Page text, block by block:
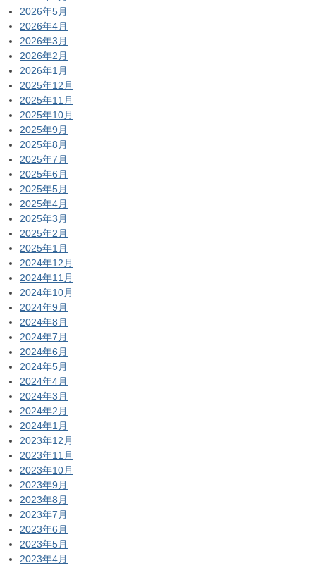
2026年5月
2026年4月
2026年3月
2026年2月
2026年1月
2025年12月
2025年11月
2025年10月
2025年9月
2025年8月
2025年7月
2025年6月
2025年5月
2025年4月
2025年3月
2025年2月
2025年1月
2024年12月
2024年11月
2024年10月
2024年9月
2024年8月
2024年7月
2024年6月
2024年5月
2024年4月
2024年3月
2024年2月
2024年1月
2023年12月
2023年11月
2023年10月
2023年9月
2023年8月
2023年7月
2023年6月
2023年5月
2023年4月